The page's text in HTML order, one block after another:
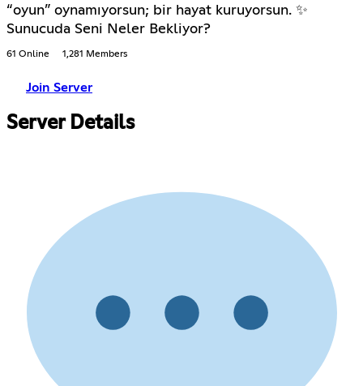
“oyun” oynamıyorsun; bir hayat kuruyorsun. ✨
Sunucuda Seni Neler Bekliyor?
61 Online 1,281 Members
Join Server
Server Details